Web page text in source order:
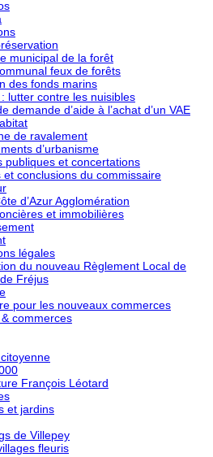
municipal de la forêt
feux de forêts
des fonds marins
lutter contre les nuisibles
demande d’aide à l’achat d’un VAE
de ravalement
d’urbanisme
publiques et concertations
et conclusions du commissaire
d’Azur Agglomération
et immobilières
légales
du nouveau Règlement Local de
Fréjus
pour les nouveaux commerces
commerces
François Léotard
et jardins
de Villepey
fleuris